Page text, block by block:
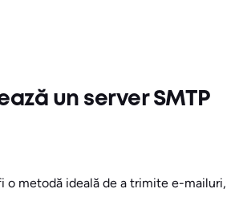
un server SMTP
o metodă ideală de a trimite e-mailuri,